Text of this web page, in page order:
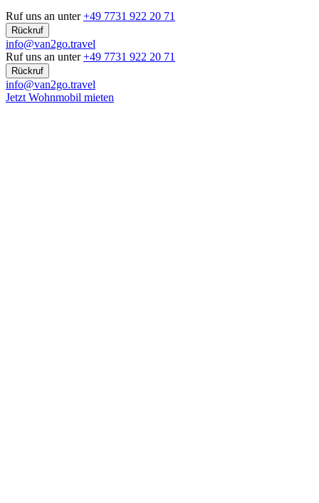
Ruf uns an unter+49 7731 922 20 71
Rückruf
info@van2go.travel
Ruf uns an unter+49 7731 922 20 71
Rückruf
info@van2go.travel
Jetzt Wohnmobil mieten